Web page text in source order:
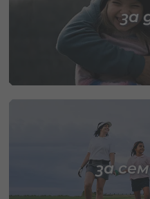
за
за